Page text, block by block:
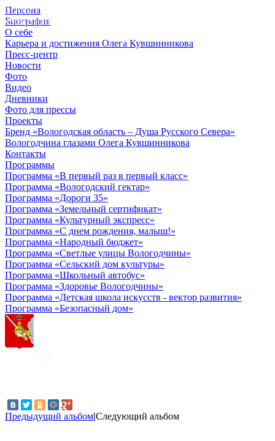
Персона
Биография
О себе
Карьера и достижения Олега Кувшинникова
Пресс-центр
Новости
Фото
Видео
Дневники
Фото для прессы
Проекты
Бренд «Вологодская область – Душа Русского Севера»
Вологодчина глазами Олега Кувшинникова
Контакты
Программы
Программа «В первый раз в первый класс»
Программа «Вологодский гектар»
Программа «Дороги 35»
Программа «Земельный сертификат»
Программа «Культурный экспресс»
Программа «С днем рождения, малыш!»
Программа «Народный бюджет»
Программа «Светлые улицы Вологодчины»
Программа «Сельский дом культуры»
Программа «Школьный автобус»
Программа «Здоровье Вологодчины»
Программа «Детская школа искусств - вектор развития»
Программа «Безопасный дом»
Предыдущий альбом|Следующий альбом
© 2012 - 2023,
КУВШИННИКОВ О.А.